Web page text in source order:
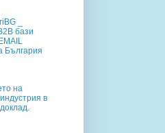
_
бази
България
на
в